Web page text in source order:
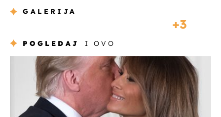
GALERIJA
3
POGLEDAJ I OVO